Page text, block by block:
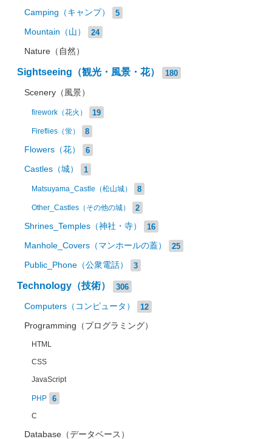
Camping（キャンプ） 5
Mountain（山） 24
Nature（自然）
Sightseeing（観光・風景・花） 180
Scenery（風景）
firework（花火） 19
Fireflies（蛍） 8
Flowers（花） 6
Castles（城） 1
Matsuyama_Castle（松山城） 8
Other_Castles（その他の城） 2
Shrines_Temples（神社・寺） 16
Manhole_Covers（マンホールの蓋） 25
Public_Phone（公衆電話） 3
Technology（技術） 306
Computers（コンピュータ） 12
Programming（プログラミング）
HTML
CSS
JavaScript
PHP 6
C
Database（データベース）